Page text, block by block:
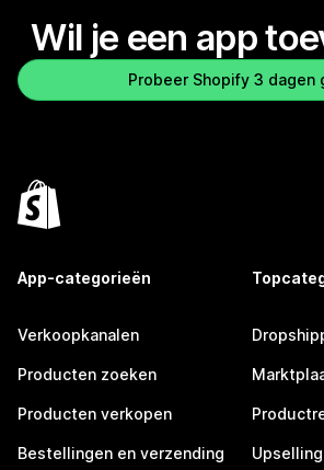
Wil je een app
Probeer Shopify 3 dagen
App-categorieën
Verkoopkanalen
Producten zoeken
Producten verkopen
Bestellingen en verzending